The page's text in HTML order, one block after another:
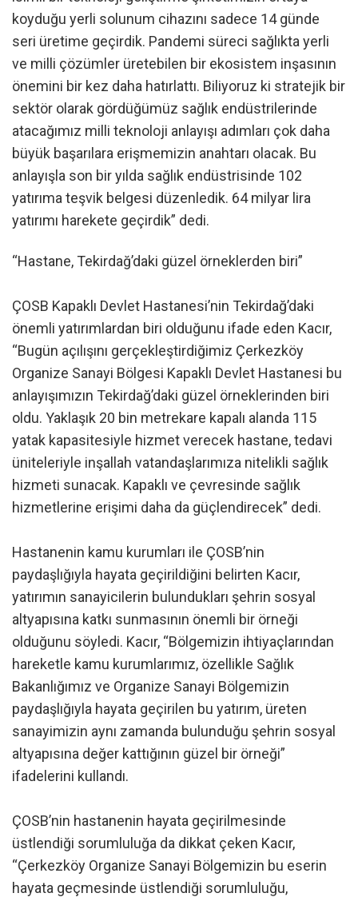
koyduğu yerli solunum cihazını sadece 14 günde
seri üretime geçirdik. Pandemi süreci sağlıkta yerli
ve milli çözümler üretebilen bir ekosistem inşasının
önemini bir kez daha hatırlattı. Biliyoruz ki stratejik bir
sektör olarak gördüğümüz sağlık endüstrilerinde
atacağımız milli teknoloji anlayışı adımları çok daha
büyük başarılara erişmemizin anahtarı olacak. Bu
anlayışla son bir yılda sağlık endüstrisinde 102
yatırıma teşvik belgesi düzenledik. 64 milyar lira
yatırımı harekete geçirdik” dedi.
“Hastane, Tekirdağ’daki güzel örneklerden biri”
ÇOSB Kapaklı Devlet Hastanesi’nin Tekirdağ’daki
önemli yatırımlardan biri olduğunu ifade eden Kacır,
“Bugün açılışını gerçekleştirdiğimiz Çerkezköy
Organize Sanayi Bölgesi Kapaklı Devlet Hastanesi bu
anlayışımızın Tekirdağ’daki güzel örneklerinden biri
oldu. Yaklaşık 20 bin metrekare kapalı alanda 115
yatak kapasitesiyle hizmet verecek hastane, tedavi
üniteleriyle inşallah vatandaşlarımıza nitelikli sağlık
hizmeti sunacak. Kapaklı ve çevresinde sağlık
hizmetlerine erişimi daha da güçlendirecek” dedi.
Hastanenin kamu kurumları ile ÇOSB’nin
paydaşlığıyla hayata geçirildiğini belirten Kacır,
yatırımın sanayicilerin bulundukları şehrin sosyal
altyapısına katkı sunmasının önemli bir örneği
olduğunu söyledi. Kacır, “Bölgemizin ihtiyaçlarından
hareketle kamu kurumlarımız, özellikle Sağlık
Bakanlığımız ve Organize Sanayi Bölgemizin
paydaşlığıyla hayata geçirilen bu yatırım, üreten
sanayimizin aynı zamanda bulunduğu şehrin sosyal
altyapısına değer kattığının güzel bir örneği”
ifadelerini kullandı.
ÇOSB’nin hastanenin hayata geçirilmesinde
üstlendiği sorumluluğa da dikkat çeken Kacır,
“Çerkezköy Organize Sanayi Bölgemizin bu eserin
hayata geçmesinde üstlendiği sorumluluğu,